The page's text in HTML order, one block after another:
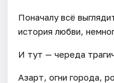
Поначалу всё
история любви,
И тут — череда
Азарт, огни города,